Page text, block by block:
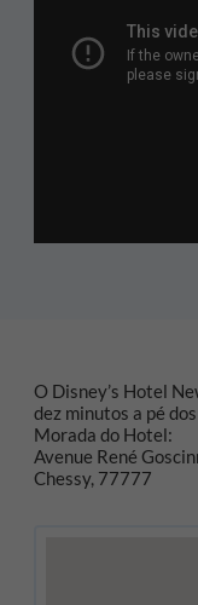
O Disney’s Hotel
dez minutos a pé
Morada do Hotel:
Avenue René
Chessy, 77777